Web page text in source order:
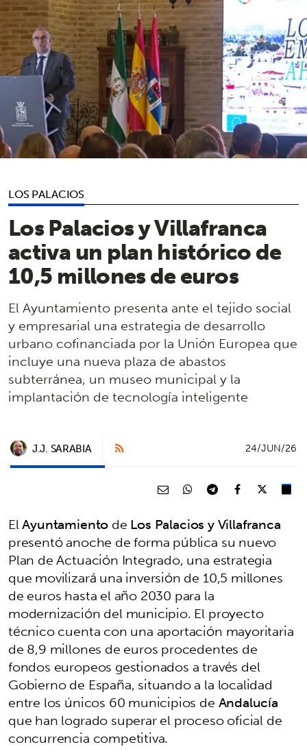
LOS PALACIOS
Los Palacios y Villafranca
activa un plan histórico de
10,5 millones de euros
El Ayuntamiento presenta ante el tejido social
y empresarial una estrategia de desarrollo
urbano cofinanciada por la Unión Europea que
incluye una nueva plaza de abastos
subterránea, un museo municipal y la
implantación de tecnología inteligente
J.J. SARABIA 24/JUN/26
ElAyuntamientodeLos Palacios y Villafranca
presentó anoche de forma pública su nuevo
Plan de Actuación Integrado, una estrategia
que movilizará una inversión de 10,5 millones
de euros hasta el año 2030 para la
modernización del municipio. El proyecto
técnico cuenta con una aportación mayoritaria
de 8,9 millones de euros procedentes de
fondos europeos gestionados a través del
Gobierno de España, situando a la localidad
entre los únicos 60 municipios deAndalucía
que han logrado superar el proceso oficial de
concurrencia competitiva.